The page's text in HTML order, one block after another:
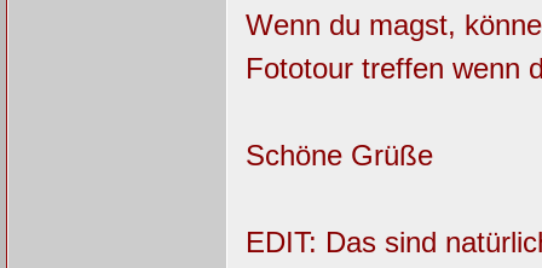
Wenn du magst,
Fototour treffen wenn
Schöne Grüße
EDIT: Das sind